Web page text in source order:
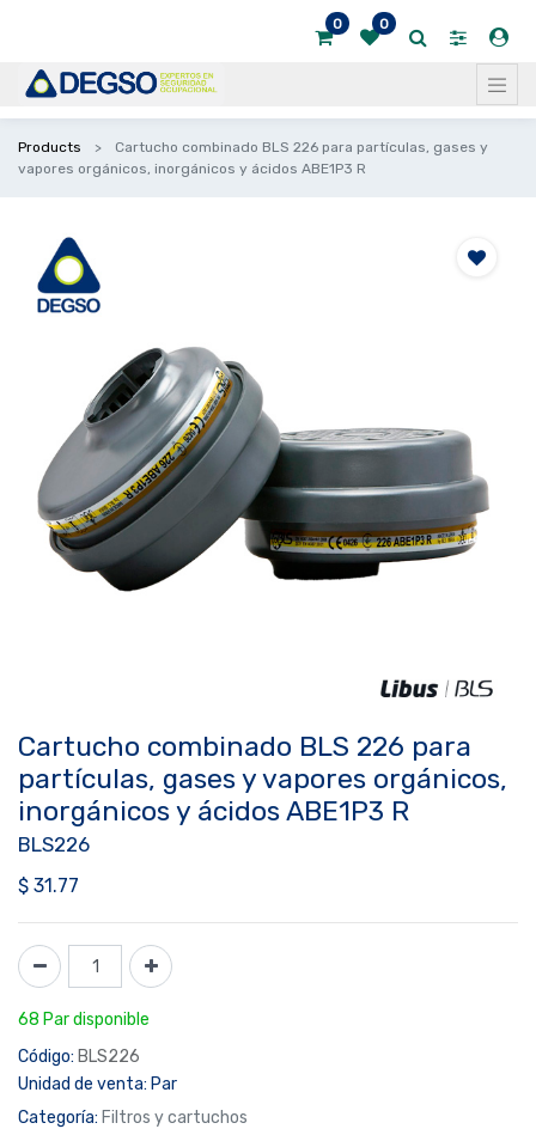
0 0
Products
Cartucho combinado BLS 226 para partículas, gases y
vapores orgánicos, inorgánicos y ácidos ABE1P3 R
Cartucho combinado BLS 226 para
partículas, gases y vapores orgánicos,
inorgánicos y ácidos ABE1P3 R
BLS226
$ 31.77
68 Par disponible
Código: BLS226
Unidad de venta: Par
Categoría: Filtros y cartuchos